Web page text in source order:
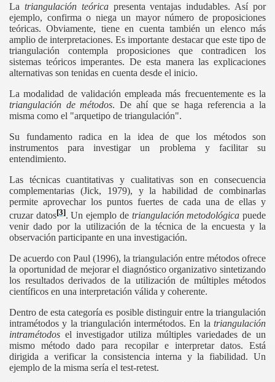
La triangulación teóricapresenta ventajas indudables. Así por
ejemplo, confirma o niega un mayor número de proposiciones
teóricas. Obviamente, tiene en cuenta también un elenco más
amplio de interpretaciones. Es importante destacar que este tipo de
triangulación contempla proposiciones que contradicen los
sistemas teóricos imperantes. De esta manera las explicaciones
alternativas son tenidas en cuenta desde el inicio.
La modalidad de validación empleada más frecuentemente es la
triangulación de métodos. De ahí que se haga referencia a la
misma como el "arquetipo de triangulación".
Su fundamento radica en la idea de que los métodos son
instrumentos para investigar un problema y facilitar su
entendimiento.
Las técnicas cuantitativas y cualitativas son en consecuencia
complementarias (Jick, 1979), y la habilidad de combinarlas
permite aprovechar los puntos fuertes de cada una de ellas y
cruzar datos[3]. Un ejemplo de triangulación metodológica puede
venir dado por la utilización de la técnica de la encuesta y la
observación participante en una investigación.
De acuerdo con Paul (1996), la triangulación entre métodos ofrece
la oportunidad de mejorar el diagnóstico organizativo sintetizando
los resultados derivados de la utilización de múltiples métodos
científicos en una interpretación válida y coherente.
Dentro de esta categoría es posible distinguir entre la triangulación
intramétodos y la triangulación intermétodos. En la triangulación
intramétodos el investigador utiliza múltiples variedades de un
mismo método dado para recopilar e interpretar datos. Está
dirigida a verificar la consistencia interna y la fiabilidad. Un
ejemplo de la misma sería el test-retest.